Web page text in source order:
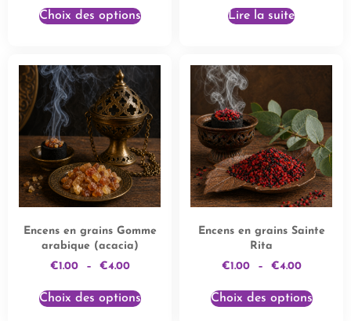
Choix des options Lire la suite
Encens en grains Gomme
arabique (acacia)
€1.00 – €4.00
Choix des options
Encens en grains Sainte
Rita
€1.00 – €4.00
Choix des options